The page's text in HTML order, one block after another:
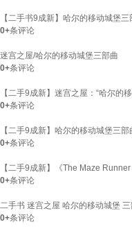
【二手书9成新】哈尔的移动城堡
0+条评论
迷宫之屋/哈尔的移动城堡三部曲
0+条评论
【二手9成新】迷宫之屋：“哈尔的
0+条评论
【二手9成新】哈尔的移动城堡三
0+条评论
【二手9成新】《The Maze
0+条评论
二手书 迷宫之屋 哈尔的移动城堡
0+条评论